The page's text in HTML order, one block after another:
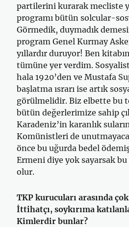
partilerini kurarak mecliste
programı bütün solcular-
Görmedik, duymadık
program Genel Kurmay
yıllardır duruyor! Ben
tümüne yer verdim.
hala 1920’den ve Mustafa
başlatma ısrarı ise artık
görülmelidir. Biz elbette bu
bütün değerlerimize sahip
Karadeniz’in karanlık
Komünistleri de
önce bu uğurda bedel
Ermeni diye yok sayarsak
olur.
TKP kurucuları arasında
İttihatçı, soykırıma
Kimlerdir bunlar?